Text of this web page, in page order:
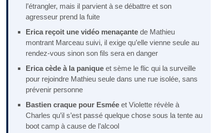
l’étrangler, mais il parvient à se débattre et son
agresseur prend la fuite
Erica reçoit une vidéo menaçante de Mathieu
montrant Marceau suivi, il exige qu’elle vienne seule au
rendez-vous sinon son fils sera en danger
Erica cède à la panique et sème le flic qui la surveille
pour rejoindre Mathieu seule dans une rue isolée, sans
prévenir personne
Bastien craque pour Esmée et Violette révèle à
Charles qu’il s’est passé quelque chose sous la tente au
boot camp à cause de l’alcool